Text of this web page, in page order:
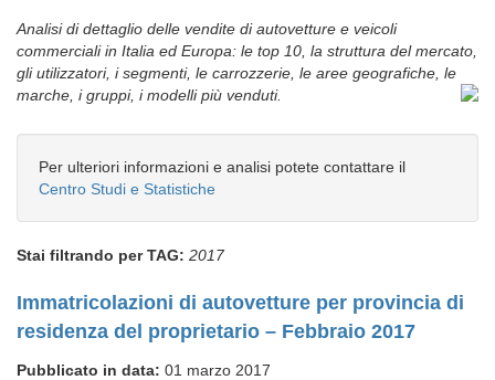
Analisi di dettaglio delle vendite di autovetture e veicoli
commerciali in Italia ed Europa: le top 10, la struttura del mercato,
gli utilizzatori, i segmenti, le carrozzerie, le aree geografiche, le
marche, i gruppi, i modelli più venduti.
Per ulteriori informazioni e analisi potete contattare il
Centro Studi e Statistiche
Stai filtrando per TAG: 2017
Immatricolazioni di autovetture per provincia di
residenza del proprietario – Febbraio 2017
Pubblicato in data: 01 marzo 2017